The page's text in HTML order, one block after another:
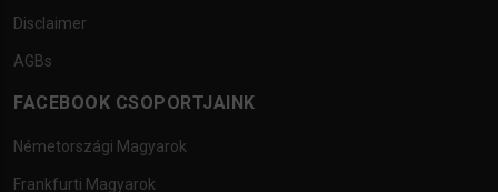
Disclaimer
AGBs
FACEBOOK CSOPORTJAINK
Németországi Magyarok
Frankfurti Magyarok